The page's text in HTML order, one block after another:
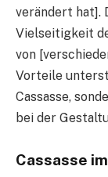
verändert hat].
Vielseitigkeit
von
Vorteile
Cassasse,
bei der
Cassasse